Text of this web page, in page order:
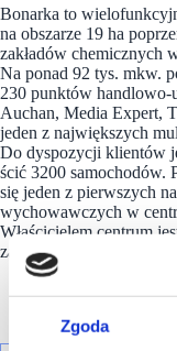
Zgoda
Bonarka to
na obszarze 19 ha
zakładów chemicznych
Na ponad 92 tys. mkw.
230 punktów handlowo-
Auchan, Media Expert,
jeden z największych
Do dyspozycji klientów
ścić 3200 samochodów.
się jeden z pierwszych
wychowawczych w
Właścicielem centrum
zarządza firma Apsys.